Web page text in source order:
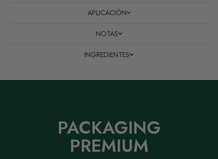
APLICACIÓN
NOTAS
INGREDIENTES
PACKAGING
PREMIUM